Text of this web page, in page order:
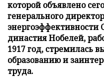
которой объявлено
генерального
энергоэффективности
династия Нобелей,
1917 год, стремилась
образованию и
труда.